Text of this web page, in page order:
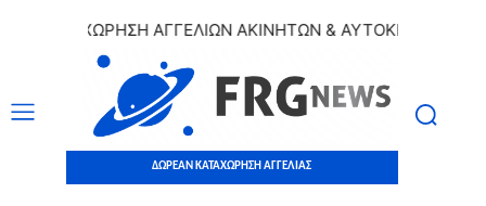
ΚΑΤΑΧΩΡΗΣΗ ΑΓΓΕΛΙΩΝ ΑΚΙΝΗΤΩΝ & ΑΥΤΟΚΙΝΗΤΩΝ |
ΔΩΡΕΑΝ ΚΑΤΑΧΩΡΗΣΗ ΑΓΓΕΛΙΑΣ